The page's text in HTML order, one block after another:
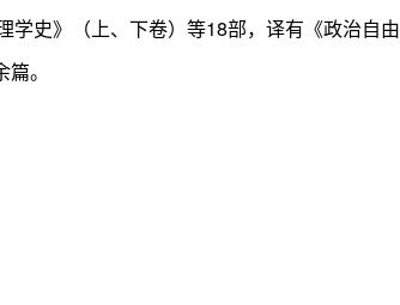
学史》（上、下卷）等18部，译有《政治自由
。